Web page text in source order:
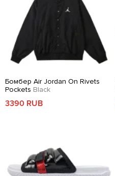
Бомбер Air Jordan On Rivets
Pockets Black
3390 RUB